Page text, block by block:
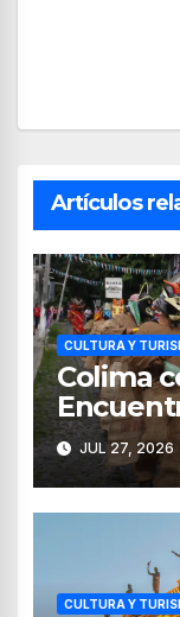
Artículos
CULTURA Y
Colima
JUL 27, 2026
CULTURA Y